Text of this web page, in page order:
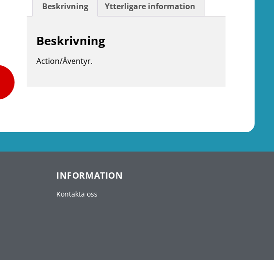
Beskrivning Ytterligare information
Beskrivning
Action/Äventyr.
INFORMATION
Kontakta oss